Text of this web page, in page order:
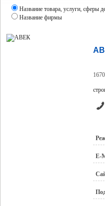
Название товара, услуги, сферы
Название фирмы
E-